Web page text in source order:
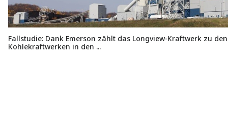
Fallstudie: Dank Emerson zählt das Longview-Kraftwerk zu
Kohlekraftwerken in den ...